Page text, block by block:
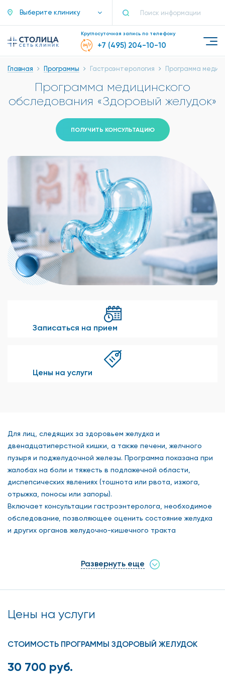
Выберите клинику
Круглосуточная запись по телефону
+7 (495) 204-10-10
Главная Программы Гастроэнтерология Программа
Программа медицинского
обследования «Здоровый желудок»
ПОЛУЧИТЬ КОНСУЛЬТАЦИЮ
Записаться на прием
Цены на услуги
Для лиц, следящих за здоровьем желудка и
двенадцатиперстной кишки, а также печени, желчного
пузыря и поджелудочной железы. Программа показана при
жалобах на боли и тяжесть в подложечной области,
диспепсических явлениях (тошнота или рвота, изжога,
отрыжка, поносы или запоры).
Включает консультации гастроэнтеролога, необходимое
обследование, позволяющее оценить состояние желудка
и других органов желудочно-кишечного тракта
Helicobacter pylori, способствующей образованию язвы
обследование входят УЗИ органов брюшной полости,
двенадцатиперстной кишки с забором материала из
Развернуть еще
Цены на услуги
СТОИМОСТЬ ПРОГРАММЫ ЗДОРОВЫЙ ЖЕЛУДОК
30 700 руб.